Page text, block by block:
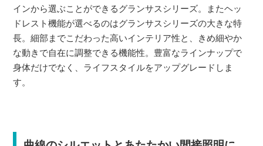
インから選ぶことができるグランサスシリーズ。またヘッ
ドレスト機能が選べるのはグランサスシリーズの大きな特
長。細部までこだわった高いインテリア性と、きめ細やか
な動きで自在に調整できる機能性。豊富なラインナップで
身体だけでなく、ライフスタイルをアップグレードしま
す。